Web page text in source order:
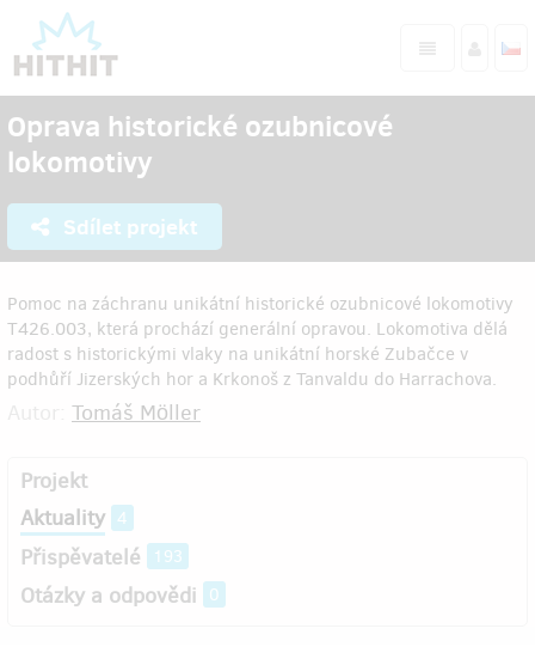
Oprava historické ozubnicové
lokomotivy
Sdílet projekt
Pomoc na záchranu unikátní historické ozubnicové lokomotivy
T426.003, která prochází generální opravou. Lokomotiva dělá
radost s historickými vlaky na unikátní horské Zubačce v
podhůří Jizerských hor a Krkonoš z Tanvaldu do Harrachova.
Tomáš Möller
Projekt
Aktuality 4
Přispěvatelé 193
Otázky a odpovědi 0